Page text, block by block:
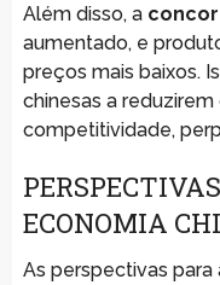
Além disso, a
aumentado, e
preços mais baixos.
chinesas a
competitividade,
ECONOMIA
As perspectivas para